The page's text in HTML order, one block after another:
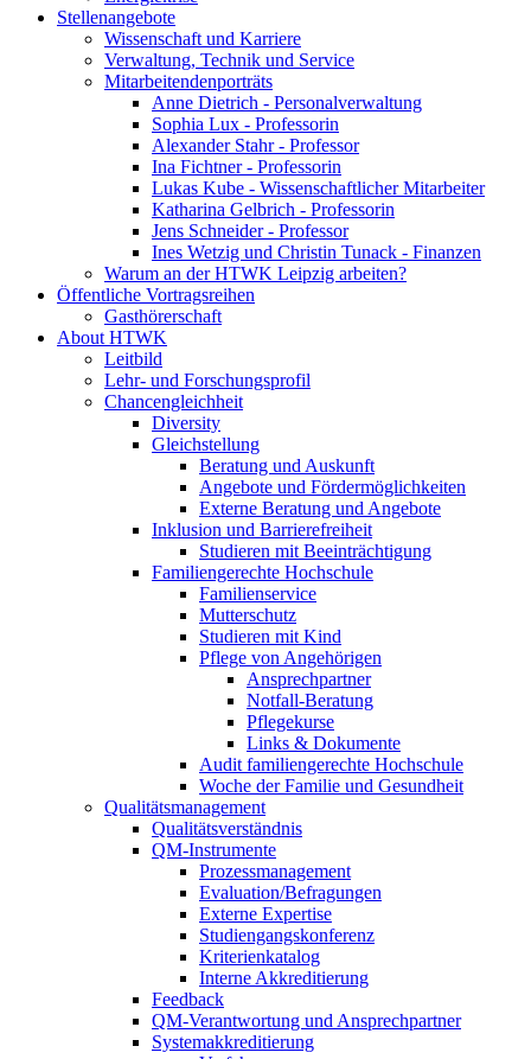
Stellenangebote
Wissenschaft und Karriere
Verwaltung, Technik und Service
Mitarbeitendenporträts
Anne Dietrich - Personalverwaltung
Sophia Lux - Professorin
Alexander Stahr - Professor
Ina Fichtner - Professorin
Lukas Kube - Wissenschaftlicher Mitarbeiter
Katharina Gelbrich - Professorin
Jens Schneider - Professor
Ines Wetzig und Christin Tunack - Finanzen
Warum an der HTWK Leipzig arbeiten?
Öffentliche Vortragsreihen
Gasthörerschaft
About HTWK
Leitbild
Lehr- und Forschungsprofil
Chancengleichheit
Diversity
Gleichstellung
Beratung und Auskunft
Angebote und Fördermöglichkeiten
Externe Beratung und Angebote
Inklusion und Barrierefreiheit
Studieren mit Beeinträchtigung
Familiengerechte Hochschule
Familienservice
Mutterschutz
Studieren mit Kind
Pflege von Angehörigen
Ansprechpartner
Notfall-Beratung
Pflegekurse
Links & Dokumente
Audit familiengerechte Hochschule
Woche der Familie und Gesundheit
Qualitätsmanagement
Qualitätsverständnis
QM-Instrumente
Prozessmanagement
Evaluation/Befragungen
Externe Expertise
Studiengangskonferenz
Kriterienkatalog
Interne Akkreditierung
Feedback
QM-Verantwortung und Ansprechpartner
Systemakkreditierung